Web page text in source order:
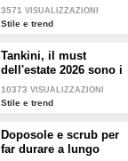
3571 VISUALIZZAZIONI
Stile e trend
Tankini, il must
dell'estate 2026 sono i
costumi con la canotta
10373 VISUALIZZAZIONI
Stile e trend
Doposole e scrub per
far durare a lungo